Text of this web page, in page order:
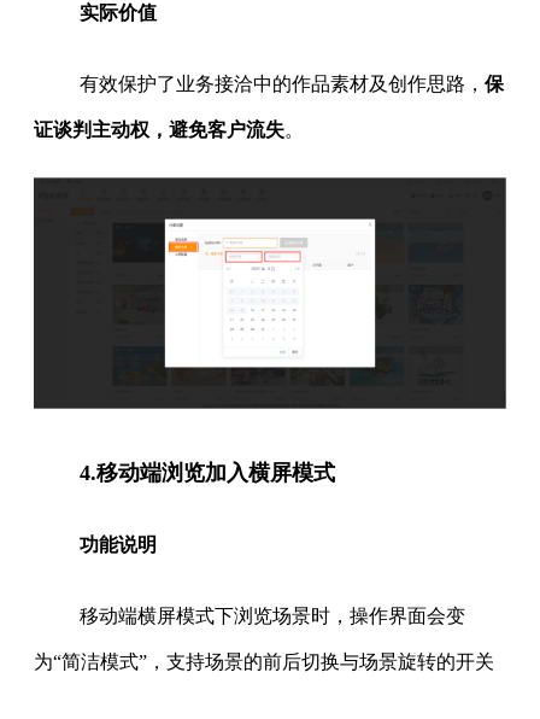
实际价值
有效保护了业务接洽中的作品素材及创作思路， 保
证谈判主动权，避免客户流失。
4.移动端浏览加入横屏模式
功能说明
移动端横屏模式下浏览场景时，操作界面会变
为“简洁模式”，支持场景的前后切换与场景旋转的开关